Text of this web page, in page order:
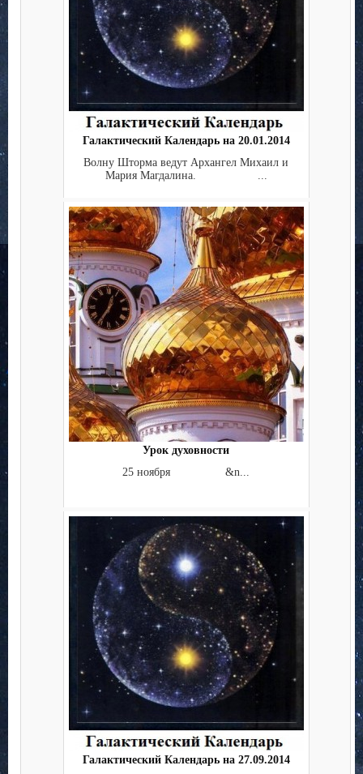
Галактический Календарь на 20.01.2014
Волну Шторма ведут Архангел Михаил и
Мария Магдалина. ...
Урок духовности
25 ноября &n...
Галактический Календарь на 27.09.2014